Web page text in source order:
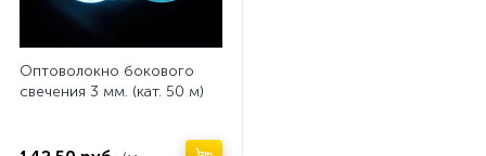
Оптоволокно бокового
свечения 3 мм. (кат. 50 м)